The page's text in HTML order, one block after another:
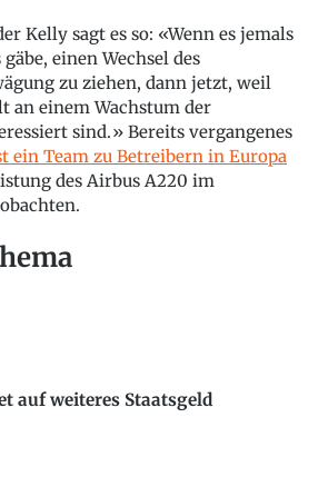
Kelly sagt es so: «Wenn es jemals
einen Wechsel des
zu ziehen, dann jetzt, weil
einem Wachstum der
sind.» Bereits vergangenes
ein Team zu Betreibern in Europa
des Airbus A220 im
auf weiteres Staatsgeld